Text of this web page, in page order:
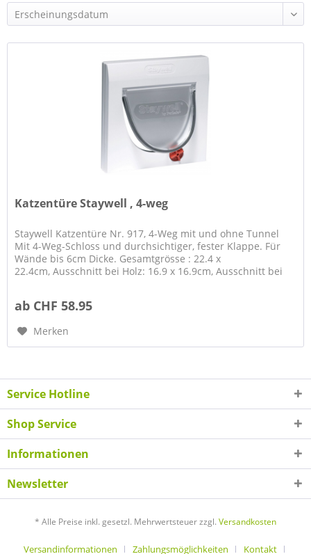
Katzentüre Staywell , 4-weg
Staywell Katzentüre Nr. 917, 4-Weg mit und ohne Tunnel
Mit 4-Weg-Schloss und durchsichtiger, fester Klappe. Für
Wände bis 6cm Dicke. Gesamtgrösse : 22.4 x
22.4cm, Ausschnitt bei Holz: 16.9 x 16.9cm, Ausschnitt bei
ab CHF 58.95
Merken
Service Hotline
Shop Service
Informationen
Newsletter
* Alle Preise inkl. gesetzl. Mehrwertsteuer zzgl. Versandkosten
Versandinformationen Zahlungsmöglichkeiten Kontakt